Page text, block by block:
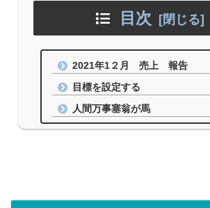
目次
2021年1２月 売上 報告
目標を設定する
人間万事塞翁が馬